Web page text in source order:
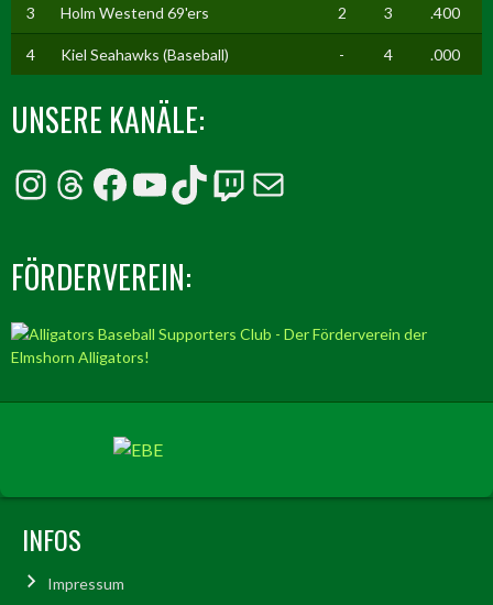
3 Holm Westend 69'ers 2 3 .400
4 Kiel Seahawks (Baseball) - 4 .000
UNSERE KANÄLE:
Instagram
Threads
Facebook
YouTube
TikTok
Twitch
E-Mail
FÖRDERVEREIN:
INFOS
Impressum